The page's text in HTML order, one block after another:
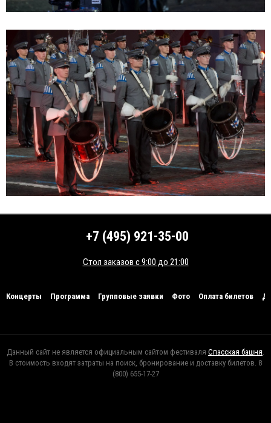
+7 (495) 921-35-00
Стол заказов с 9:00 до 21:00
Концерты Программа Групповые заявки Фото Оплата билетов
Оферта
Данный сайт не является официальным сайтом фестиваля Спасская башня.
В стоимость входят затраты на поиск, бронирование и доставку билетов. 8
(800) 655-17-27